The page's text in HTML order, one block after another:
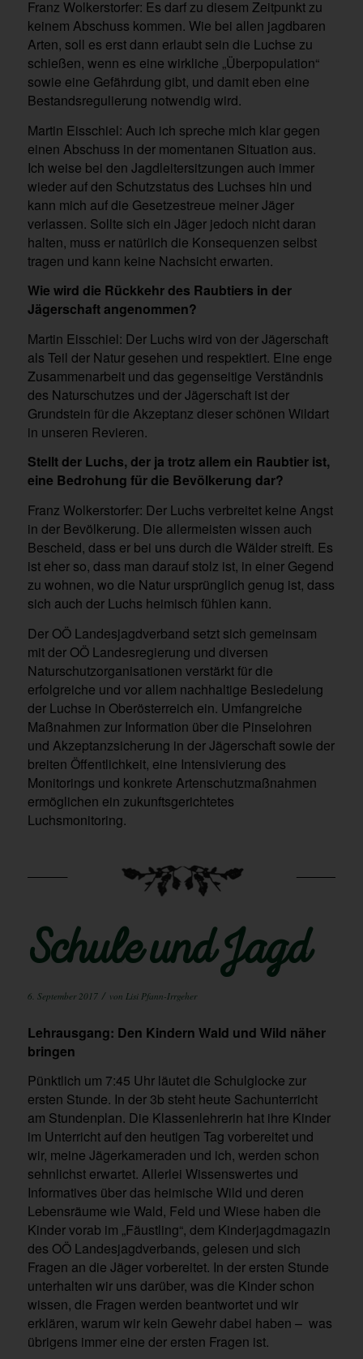
Franz Wolkerstorfer: Es darf zu diesem Zeitpunkt zu
keinem Abschuss kommen. Wie bei allen jagdbaren
Arten, soll es erst dann erlaubt sein die Luchse zu
schießen, wenn es eine wirkliche „Überpopulation“
sowie eine Gefährdung gibt, und damit eben eine
Bestandsregulierung notwendig wird.
Martin Eisschiel: Auch ich spreche mich klar gegen
einen Abschuss in der momentanen Situation aus.
Ich weise bei den Jagdleitersitzungen auch immer
wieder auf den Schutzstatus des Luchses hin und
kann mich auf die Gesetzestreue meiner Jäger
verlassen. Sollte sich ein Jäger jedoch nicht daran
halten, muss er natürlich die Konsequenzen selbst
tragen und kann keine Nachsicht erwarten.
Wie wird die Rückkehr des Raubtiers in der
Jägerschaft angenommen?
Martin Eisschiel: Der Luchs wird von der Jägerschaft
als Teil der Natur gesehen und respektiert. Eine enge
Zusammenarbeit und das gegenseitige Verständnis
des Naturschutzes und der Jägerschaft ist der
Grundstein für die Akzeptanz dieser schönen Wildart
in unseren Revieren.
Stellt der Luchs, der ja trotz allem ein Raubtier ist,
eine Bedrohung für die Bevölkerung dar?
Franz Wolkerstorfer: Der Luchs verbreitet keine Angst
in der Bevölkerung. Die allermeisten wissen auch
Bescheid, dass er bei uns durch die Wälder streift. Es
ist eher so, dass man darauf stolz ist, in einer Gegend
zu wohnen, wo die Natur ursprünglich genug ist, dass
sich auch der Luchs heimisch fühlen kann.
Der OÖ Landesjagdverband setzt sich gemeinsam
mit der OÖ Landesregierung und diversen
Naturschutzorganisationen verstärkt für die
erfolgreiche und vor allem nachhaltige Besiedelung
der Luchse in Oberösterreich ein. Umfangreiche
Maßnahmen zur Information über die Pinselohren
und Akzeptanzsicherung in der Jägerschaft sowie der
breiten Öffentlichkeit, eine Intensivierung des
Monitorings und konkrete Artenschutzmaßnahmen
ermöglichen ein zukunftsgerichtetes
Luchsmonitoring.
Schule und Jagd
6. September 2017 / von Lisi Pfann-Irrgeher
Lehrausgang: Den Kindern Wald und Wild näher
bringen
Pünktlich um 7:45 Uhr läutet die Schulglocke zur
ersten Stunde. In der 3b steht heute Sachunterricht
am Stundenplan. Die Klassenlehrerin hat ihre Kinder
im Unterricht auf den heutigen Tag vorbereitet und
wir, meine Jägerkameraden und ich, werden schon
sehnlichst erwartet. Allerlei Wissenswertes und
Informatives über das heimische Wild und deren
Lebensräume wie Wald, Feld und Wiese haben die
Kinder vorab im „Fäustling“, dem Kinderjagdmagazin
des OÖ Landesjagdverbands, gelesen und sich
Fragen an die Jäger vorbereitet. In der ersten Stunde
unterhalten wir uns darüber, was die Kinder schon
wissen, die Fragen werden beantwortet und wir
erklären, warum wir kein Gewehr dabei haben – was
übrigens immer eine der ersten Fragen ist.